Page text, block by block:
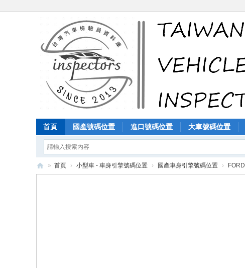
首頁 國產號碼位置 進口號碼位置 大車號碼位置
» 首頁 › 小型車 - 車身引擎號碼位置 › 國產車身引擎號碼位置 › FORD